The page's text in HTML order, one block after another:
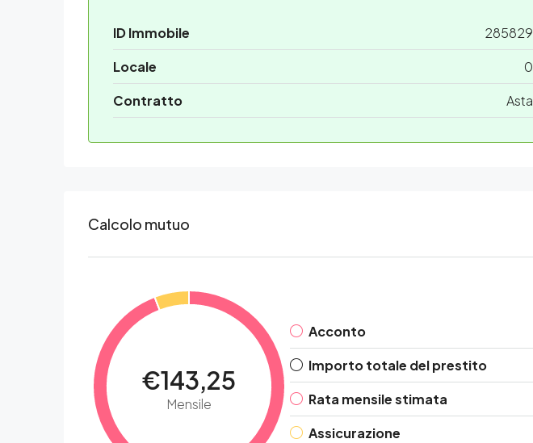
ID Immobile 285829
Locale
0
Contratto
Asta
Calcolo mutuo
€143,25
Mensile
Acconto
Importo totale del prestito
Rata mensile stimata
Assicurazione